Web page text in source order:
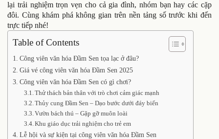
lại trải nghiệm trọn vẹn cho cả gia đình, nhóm bạn hay các cặp
đôi. Cùng khám phá không gian trên nền tảng số trước khi đến
trực tiếp nhé!
Table of Contents
Công viên văn hóa Đầm Sen tọa lạc ở đâu?
Giá vé công viên văn hóa Đầm Sen 2025
Công viên văn hóa Đầm Sen có gì chơi?
Thử thách bản thân với trò chơi cảm giác mạnh
Thủy cung Đầm Sen – Dạo bước dưới đáy biển
Vườn bách thú – Gặp gỡ muôn loài
Khu giáo dục trải nghiệm cho trẻ em
Lễ hội và sự kiện tại công viên văn hóa Đầm Sen